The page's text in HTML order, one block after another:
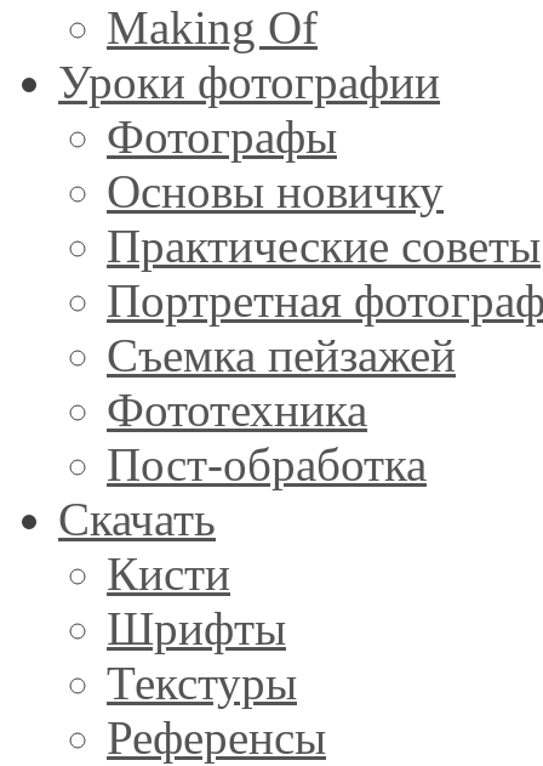
Making Of
Уроки фотографии
Фотографы
Основы новичку
Практические советы
Портретная
Съемка пейзажей
Фототехника
Пост-обработка
Скачать
Кисти
Шрифты
Текстуры
Референсы